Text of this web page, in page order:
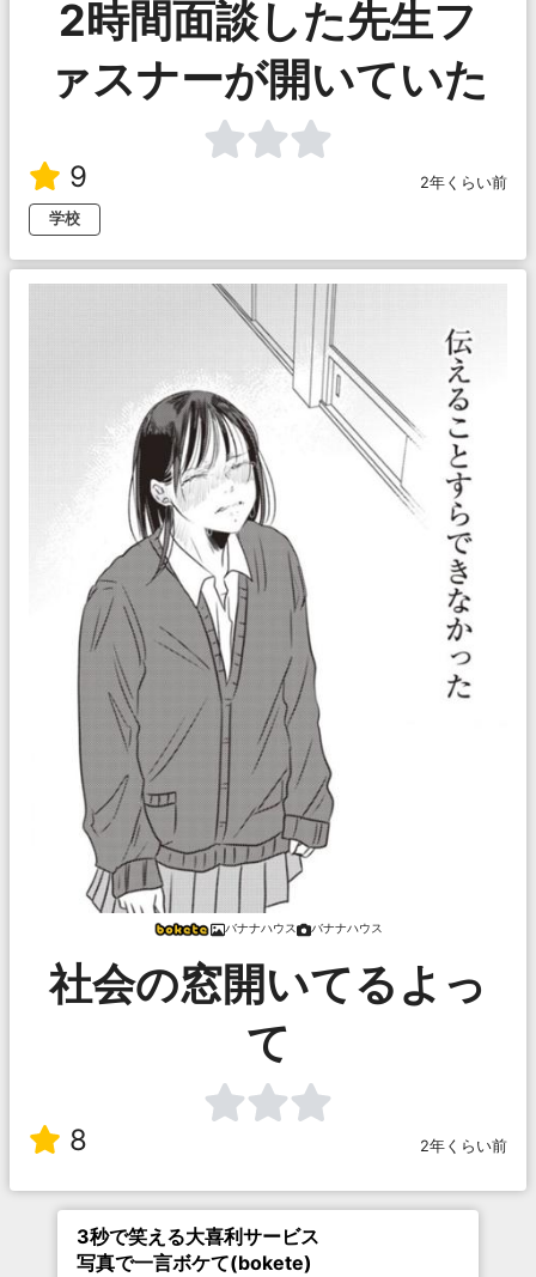
2時間面談した先生フ
ァスナーが開いていた
9
2年くらい前
学校
バナナハウス バナナハウス
社会の窓開いてるよっ
て
8 2年くらい前
3秒で笑える大喜利サービス
写真で一言ボケて(bokete)